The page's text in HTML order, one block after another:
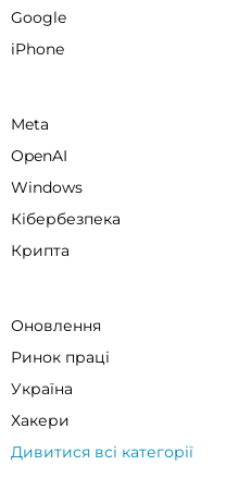
Google
iPhone
Meta
OpenAI
Windows
Кібербезпека
Крипта
Оновлення
Ринок праці
Україна
Хакери
Дивитися всі категорії